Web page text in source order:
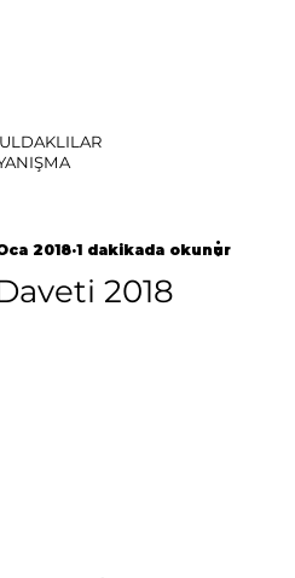
2018
2018 1 dakikada okunur